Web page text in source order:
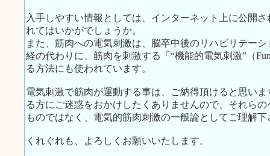
入手しやすい情報としては、インターネット上に公開
れてはいかがでしょうか。
また、筋肉への電気刺激は、脳卒中後のリハビリテー
経の代わりに、筋肉を刺激する「“機能的電気刺激”（
る方法にも使われています。
電気刺激で筋肉が運動する事は、ご納得頂けると思い
る方にご迷惑をおかけしたくありませんので、それら
ものではなく、電気的筋肉刺激の一般論としてご理解下
くれぐれも、よろしくお願いいたします。